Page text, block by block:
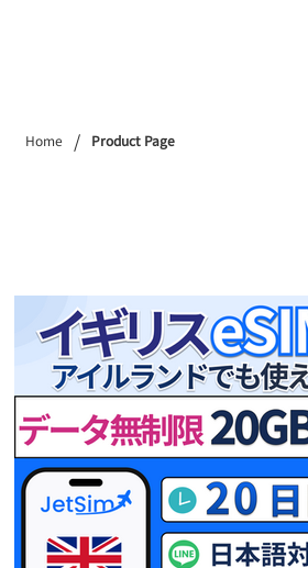
Home / Product Page